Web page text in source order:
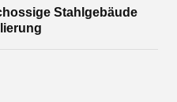
Stahlgebäude